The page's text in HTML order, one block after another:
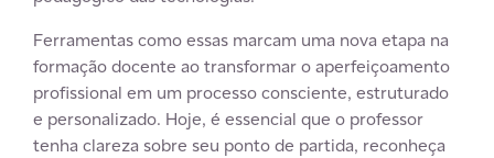
Ferramentas como essas marcam uma nova etapa na
formação docente ao transformar o aperfeiçoamento
profissional em um processo consciente, estruturado
e personalizado. Hoje, é essencial que o professor
tenha clareza sobre seu ponto de partida, reconheça